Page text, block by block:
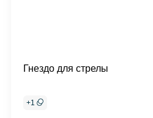
Гнездо для стрелы
+1